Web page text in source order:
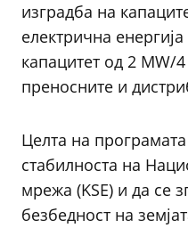
изградба на
електрична
капацитет од 2 MW/
преносните и
Целта на
стабилноста на
мрежа (KSE) и да се
безбедност на